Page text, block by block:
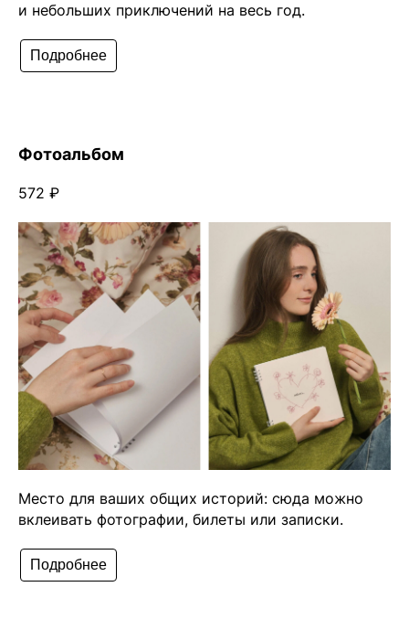
и небольших приключений на весь год.
Подробнее
Фотоальбом
572 ₽
Место для ваших общих историй: сюда можно
вклеивать фотографии, билеты или записки.
Подробнее